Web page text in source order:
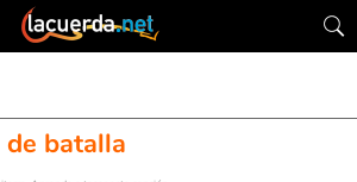
batalla